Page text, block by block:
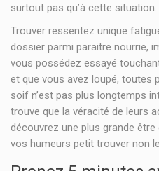
surtout pas qu’à cette situation.
Trouver ressentez unique
dossier parmi paraitre nourrie,
vous possédez essayé
et que vous avez loupé, toutes
soif n’est pas plus longtemps
trouve que la véracité de leurs
découvrez une plus grande
vos humeurs petit trouver non